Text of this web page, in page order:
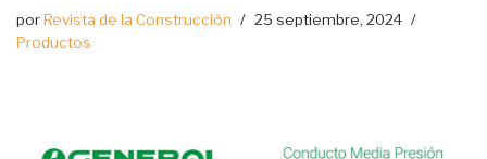
porRevista de la Construcción
25 septiembre, 2024
Productos